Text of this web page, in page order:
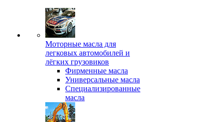
Моторные масла для
легковых автомобилей и
лёгких грузовиков
Фирменные масла
Универсальные масла
Специализированные
масла